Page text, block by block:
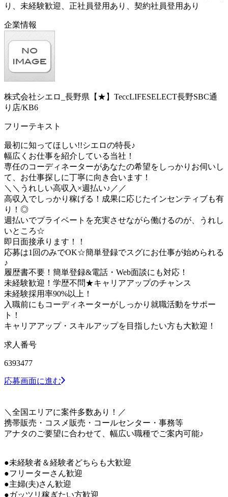
り、未経験歓迎、正社員登用あり、契約社員登用あり
企業情報
株式会社シエロ_長野県【★】TeccLIFESELECT長野SBC通
り店/KB6
フリーテキスト
最初に知ってほしい!!シエロの特長♪
幅広くお仕事を紹介している当社！
専任のコーディネーターがあなたの希望をしっかりお伺いし
て、お仕事探しに丁寧に向き合います！
＼＼うれしい高収入×週払い♪／／
高収入でしっかり稼げる！成果に応じたインセンティブも有
り！◎
週払いでプライベートを充実させながら働けるのが、うれし
いところ☆
即日面接承ります！！
応募は1回のみでOK☆簡単登録でスグにお仕事が始められる
♪
履歴書不要！簡単登録&電話・Web面談にも対応！
未経験歓迎！学歴不問★キャリアアップのチャンス
未経験採用率90%以上！
入職前にもコーディネーターがしっかり就職活動をサポー
ト！
キャリアアップ・スキルアップを目指したい方も大歓迎！
求人番号
6393477
応募画面に進む
＼全国エリアに案件多数あり！／
携帯販売・コスメ販売・コールセンター・事務等
アナタのご要望に合わせて、幅広い職種でご案内可能♪
●未経験者＆経験者どちらも大歓迎
●フリーターさん歓迎
●主婦(夫)さん歓迎
●ガッツリ稼ぎたい方歓迎